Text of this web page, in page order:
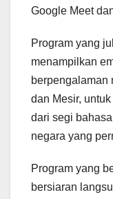
Google Meet
Program yang
menampilkan
berpengalaman
dan Mesir,
dari segi
negara yang
Program yang
bersiaran